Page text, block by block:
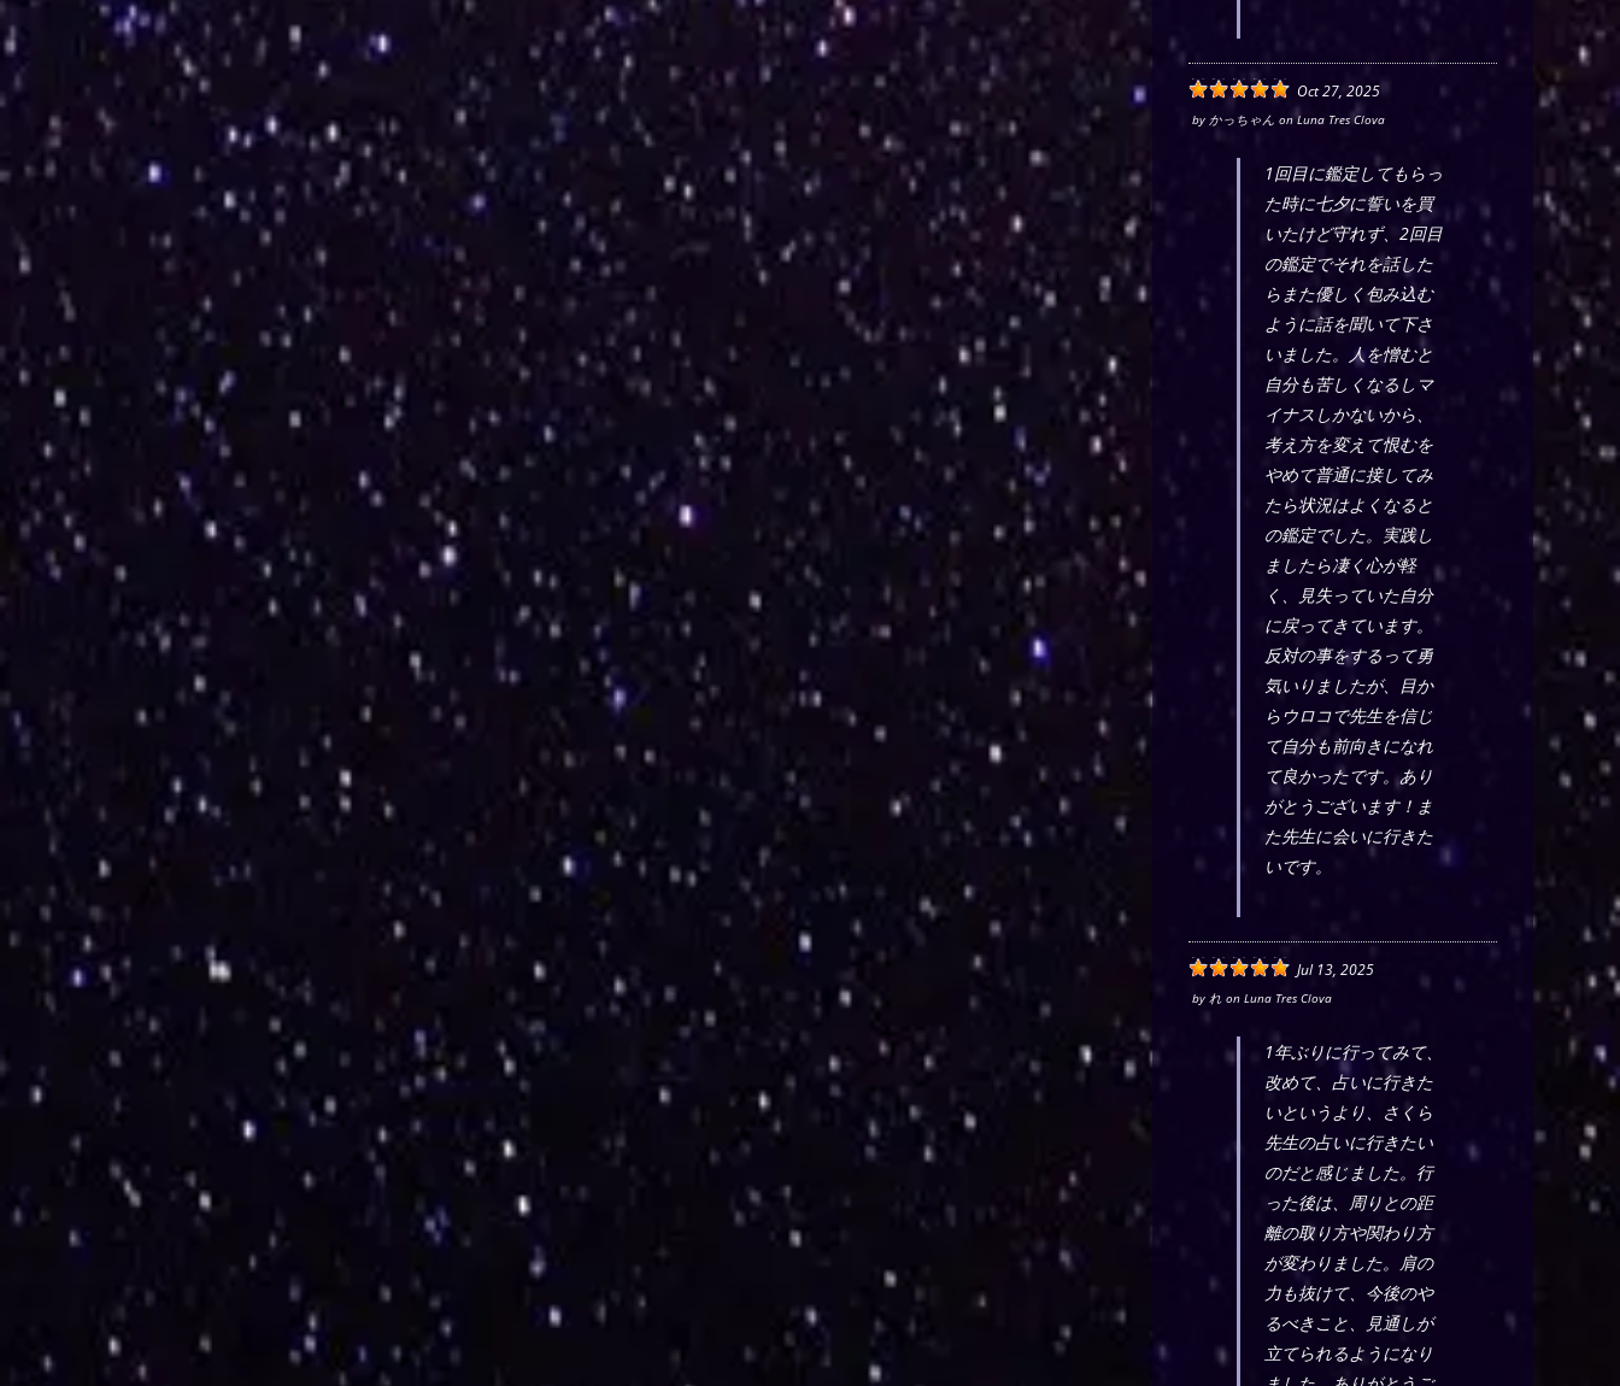
Oct 27, 2025
by かっちゃん onLuna Tres Clova
1回目に鑑定してもらっ
た時に七夕に誓いを買
いたけど守れず、2回目
の鑑定でそれを話した
らまた優しく包み込む
ように話を聞いて下さ
いました。人を憎むと
自分も苦しくなるしマ
イナスしかないから、
考え方を変えて恨むを
やめて普通に接してみ
たら状況はよくなると
の鑑定でした。実践し
ましたら凄く心が軽
く、見失っていた自分
に戻ってきています。
反対の事をするって勇
気いりましたが、目か
らウロコで先生を信じ
て自分も前向きになれ
て良かったです。あり
がとうございます！ま
た先生に会いに行きた
いです。
Jul 13, 2025
by れ on Luna Tres Clova
1年ぶりに行ってみて、
改めて、占いに行きた
いというより、さくら
先生の占いに行きたい
のだと感じました。行
った後は、周りとの距
離の取り方や関わり方
が変わりました。肩の
力も抜けて、今後のや
るべきこと、見通しが
立てられるようになり